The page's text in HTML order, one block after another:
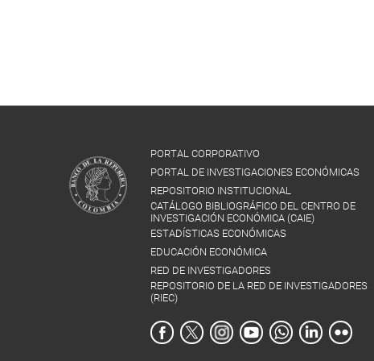
PORTAL CORPORATIVO
PORTAL DE INVESTIGACIONES ECONÓMICAS
REPOSITORIO INSTITUCIONAL
CATÁLOGO BIBLIOGRÁFICO DEL CENTRO DE
INVESTIGACIÓN ECONÓMICA (CAIE)
ESTADÍSTICAS ECONÓMICAS
EDUCACIÓN ECONÓMICA
RED DE INVESTIGADORES
REPOSITORIO DE LA RED DE INVESTIGADORES
(RIEC)